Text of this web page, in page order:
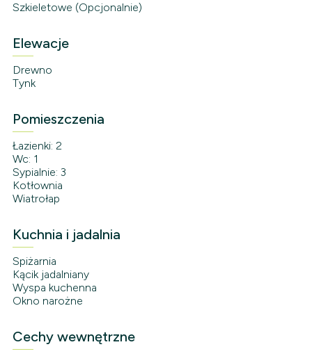
Szkieletowe (Opcjonalnie)
Elewacje
Drewno
Tynk
Pomieszczenia
Łazienki: 2
Wc: 1
Sypialnie: 3
Kotłownia
Wiatrołap
Kuchnia i jadalnia
Spiżarnia
Kącik jadalniany
Wyspa kuchenna
Okno narożne
Cechy wewnętrzne